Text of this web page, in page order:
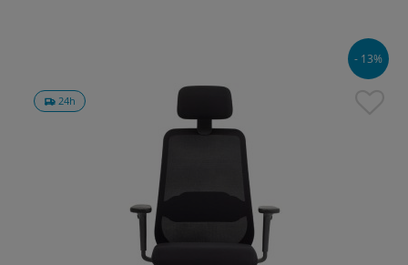
24h
- 13%